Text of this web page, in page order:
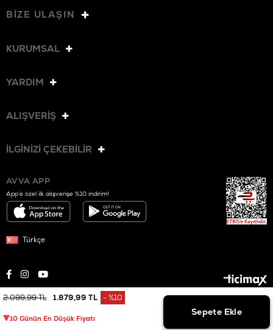
2.099,99 TL 1.879,99 TL %10
🔻10 Günün En Düşük Fiyatı
BİZE ULAŞIN
KURUMSAL
YARDIM
ALIŞVERİŞ
İLGİNİZİ ÇEKEBİLİR
AVVA APP
App’e özel ilk alışverişe %10 indirim!
Türkçe
© 2025 AVVA. Tüm hakları saklıdır.